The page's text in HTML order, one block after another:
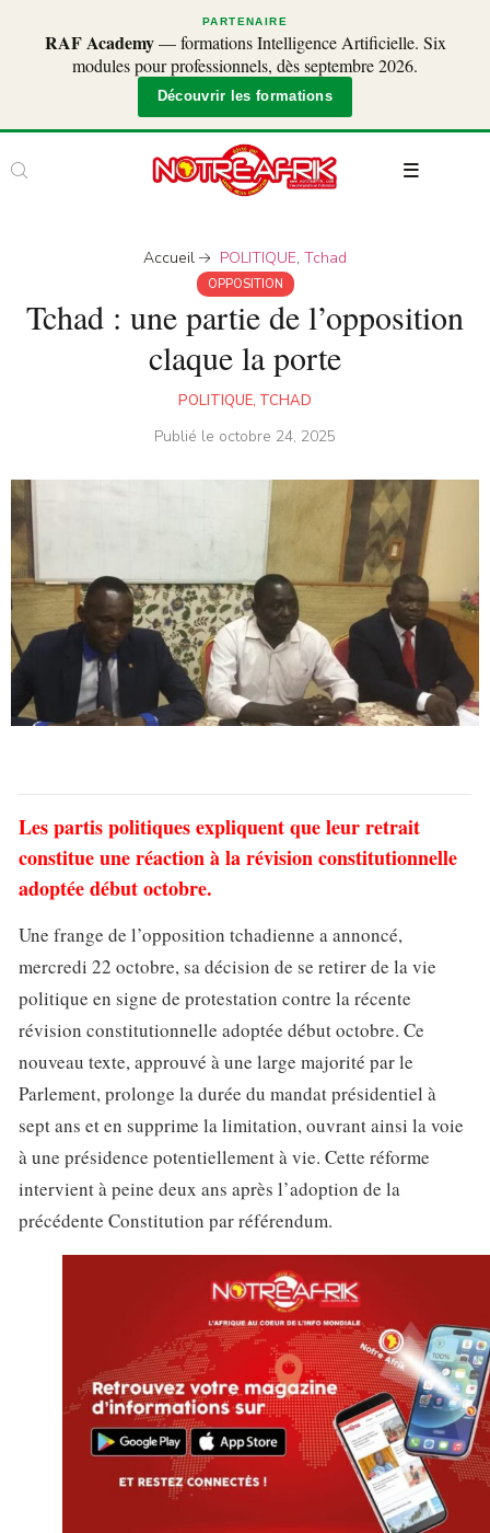
PARTENAIRE
RAF Academy— formations Intelligence Artificielle. Six
modules pour professionnels, dès septembre 2026.
Découvrir les formations
Accueil POLITIQUE, Tchad
OPPOSITION
Tchad : une partie de l’opposition
claque la porte
POLITIQUE, TCHAD
Publié le octobre 24, 2025
Les partis politiques expliquent que leur retrait
constitue une réaction à la révision constitutionnelle
adoptée début octobre.
Une frange de l’opposition tchadienne a annoncé,
mercredi 22 octobre, sa décision de se retirer de la vie
politique en signe de protestation contre la récente
révision constitutionnelle adoptée début octobre. Ce
nouveau texte, approuvé à une large majorité par le
Parlement, prolonge la durée du mandat présidentiel à
sept ans et en supprime la limitation, ouvrant ainsi la voie
à une présidence potentiellement à vie. Cette réforme
intervient à peine deux ans après l’adoption de la
précédente Constitution par référendum.